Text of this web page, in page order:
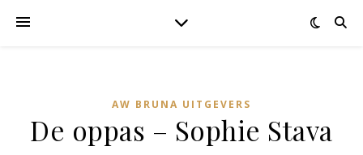
AW BRUNA UITGEVERS
De oppas – Sophie Stava